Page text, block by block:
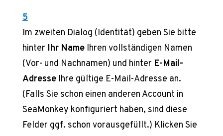
5
Im zweiten Dialog (Identität) geben Sie bitte
hinter Ihr NameIhren vollständigen Namen
(Vor- und Nachnamen) und hinter E-Mail-
AdresseIhre gültige E-Mail-Adresse an.
(Falls Sie schon einen anderen Account in
SeaMonkey konfiguriert haben, sind diese
Felder ggf. schon vorausgefüllt.) Klicken Sie